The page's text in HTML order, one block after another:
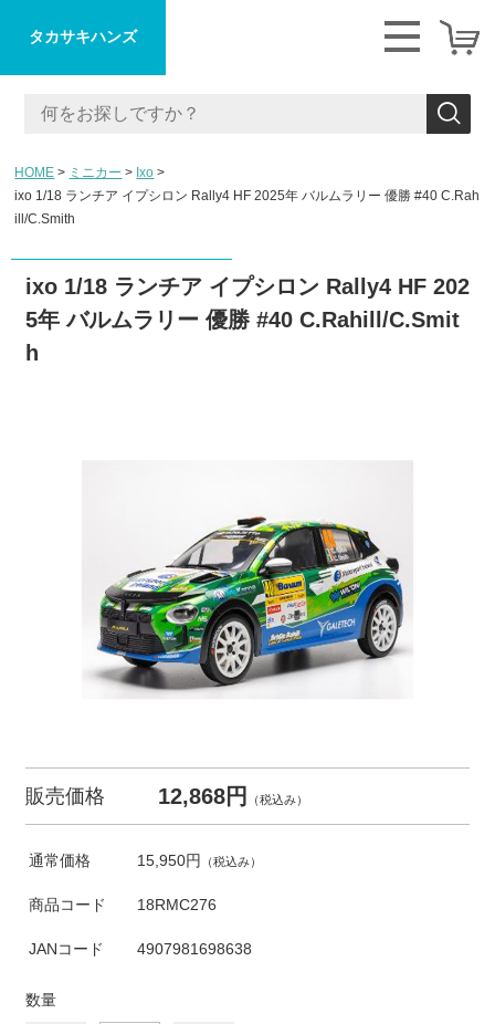
タカサキハンズ
HOME ミニカー
Ixo
ixo 1/18 ランチア イプシロン Rally4 HF 2025年 バルムラリー 優勝 #40 C.Rah
ill/C.Smith
ixo 1/18 ランチア イプシロン Rally4 HF 202
5年 バルムラリー 優勝 #40 C.Rahill/C.Smit
h
販売価格 12,868円 （税込み）
通常価格 15,950円 （税込み）
商品コード 18RMC276
JANコード 4907981698638
数量